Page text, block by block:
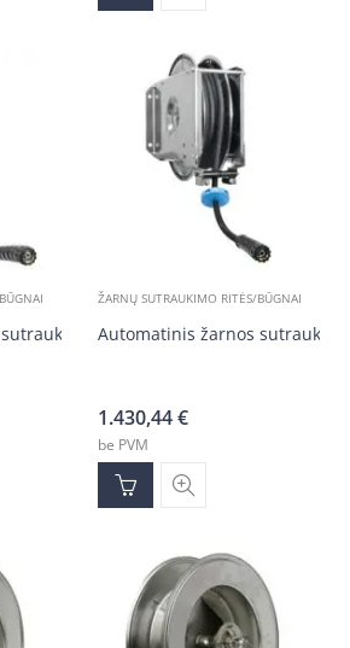
būgnas
ŽARNŲ SUTRAUKIMO RITĖS/BŪGNAI
Automatinis žarnos
1.430,44€
be PVM